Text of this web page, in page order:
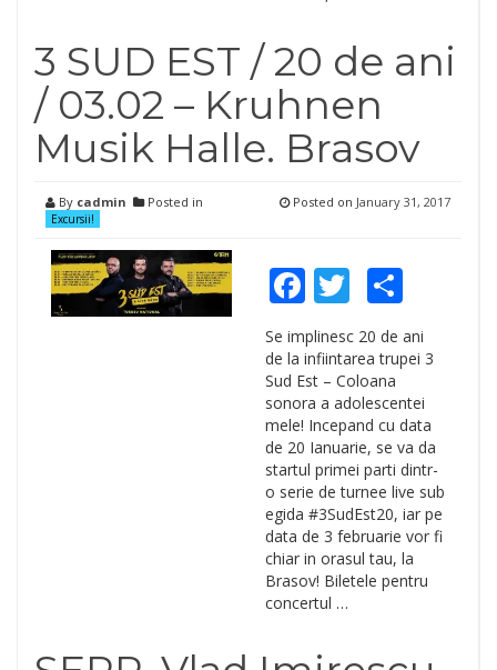
3 SUD EST / 20 de ani
/ 03.02 – Kruhnen
Musik Halle. Brasov
By cadmin Posted in
Excursii!
Posted on January 31, 2017
Facebook
TwitterShare
Se implinesc 20 de ani
de la infiintarea trupei 3
Sud Est – Coloana
sonora a adolescentei
mele! Incepand cu data
de 20 Ianuarie, se va da
startul primei parti dintr-
o serie de turnee live sub
egida #3SudEst20, iar pe
data de 3 februarie vor fi
chiar in orasul tau, la
Brasov! Biletele pentru
concertul …